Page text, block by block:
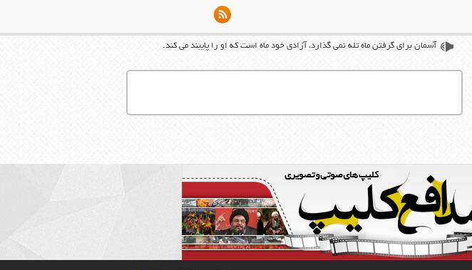
آسمان برای گرفتن ماه تله نمی گذارد، آزادی خود ماه است كه او را پایبند می كند.